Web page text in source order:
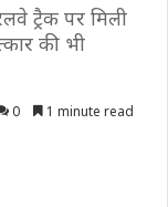
ट्रैक पर मिली
की भी
0 1 minute read